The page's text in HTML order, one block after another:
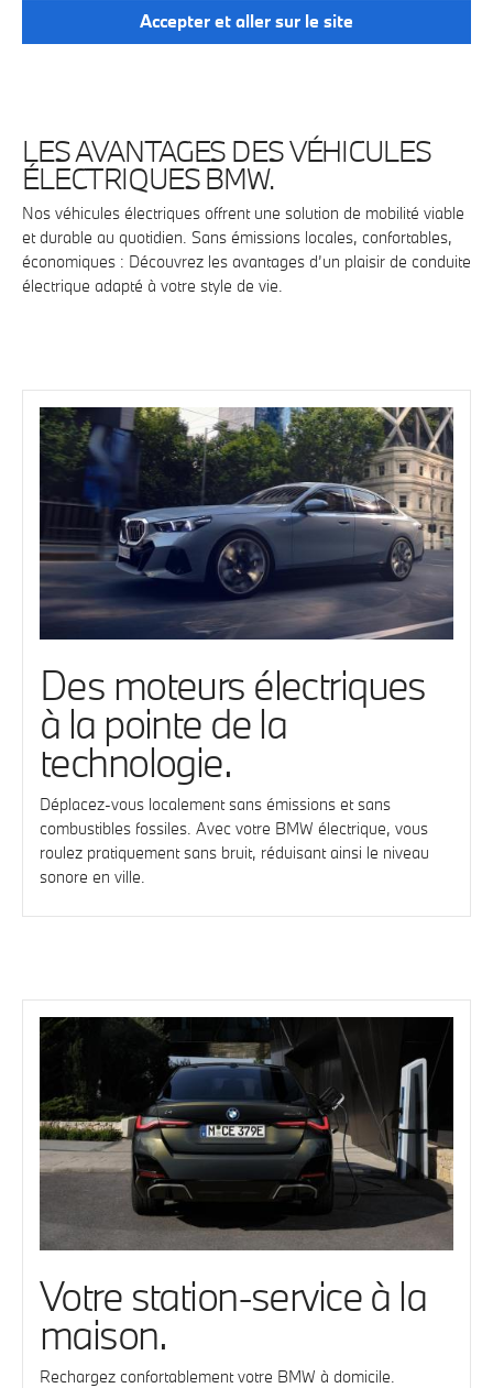
Accepter et aller sur le site
LES AVANTAGES DES VÉHICULES
ÉLECTRIQUES BMW.
Nos véhicules électriques offrent une solution de mobilité viable
et durable au quotidien. Sans émissions locales, confortables,
économiques : Découvrez les avantages d’un plaisir de conduite
électrique adapté à votre style de vie.
Des moteurs électriques
à la pointe de la
technologie.
Déplacez-vous localement sans émissions et sans
combustibles fossiles. Avec votre BMW électrique, vous
roulez pratiquement sans bruit, réduisant ainsi le niveau
sonore en ville.
Votre station-service à la
maison.
Rechargez confortablement votre BMW à domicile.